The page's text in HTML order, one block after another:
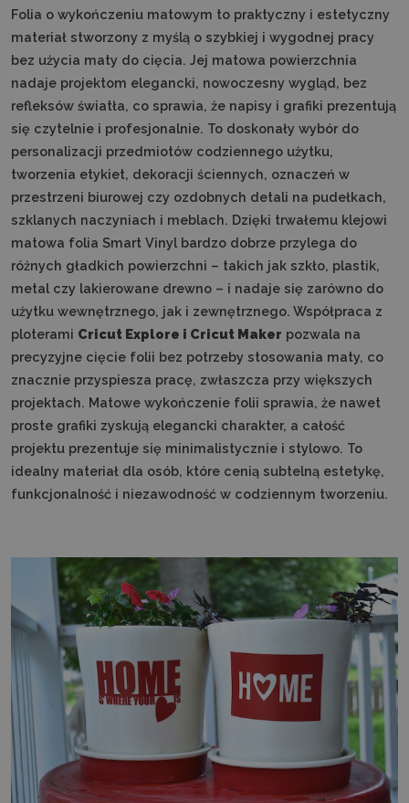
Folia o wykończeniu matowym to praktyczny i estetyczny
materiał stworzony z myślą o szybkiej i wygodnej pracy
bez użycia maty do cięcia. Jej matowa powierzchnia
nadaje projektom elegancki, nowoczesny wygląd, bez
refleksów światła, co sprawia, że napisy i grafiki prezentują
się czytelnie i profesjonalnie. To doskonały wybór do
personalizacji przedmiotów codziennego użytku,
tworzenia etykiet, dekoracji ściennych, oznaczeń w
przestrzeni biurowej czy ozdobnych detali na pudełkach,
szklanych naczyniach i meblach. Dzięki trwałemu klejowi
matowa folia Smart Vinyl bardzo dobrze przylega do
różnych gładkich powierzchni – takich jak szkło, plastik,
metal czy lakierowane drewno – i nadaje się zarówno do
użytku wewnętrznego, jak i zewnętrznego. Współpraca z
ploterami Cricut Explore i Cricut Maker pozwala na
precyzyjne cięcie folii bez potrzeby stosowania maty, co
znacznie przyspiesza pracę, zwłaszcza przy większych
projektach. Matowe wykończenie folii sprawia, że nawet
proste grafiki zyskują elegancki charakter, a całość
projektu prezentuje się minimalistycznie i stylowo. To
idealny materiał dla osób, które cenią subtelną estetykę,
funkcjonalność i niezawodność w codziennym tworzeniu.